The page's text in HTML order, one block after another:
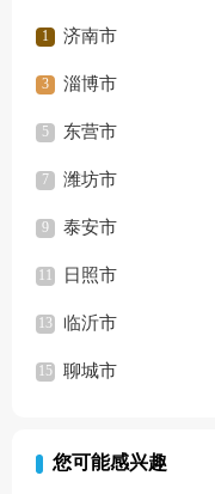
济南市
淄博市
东营市
潍坊市
泰安市
日照市
临沂市
聊城市
您可能感兴趣